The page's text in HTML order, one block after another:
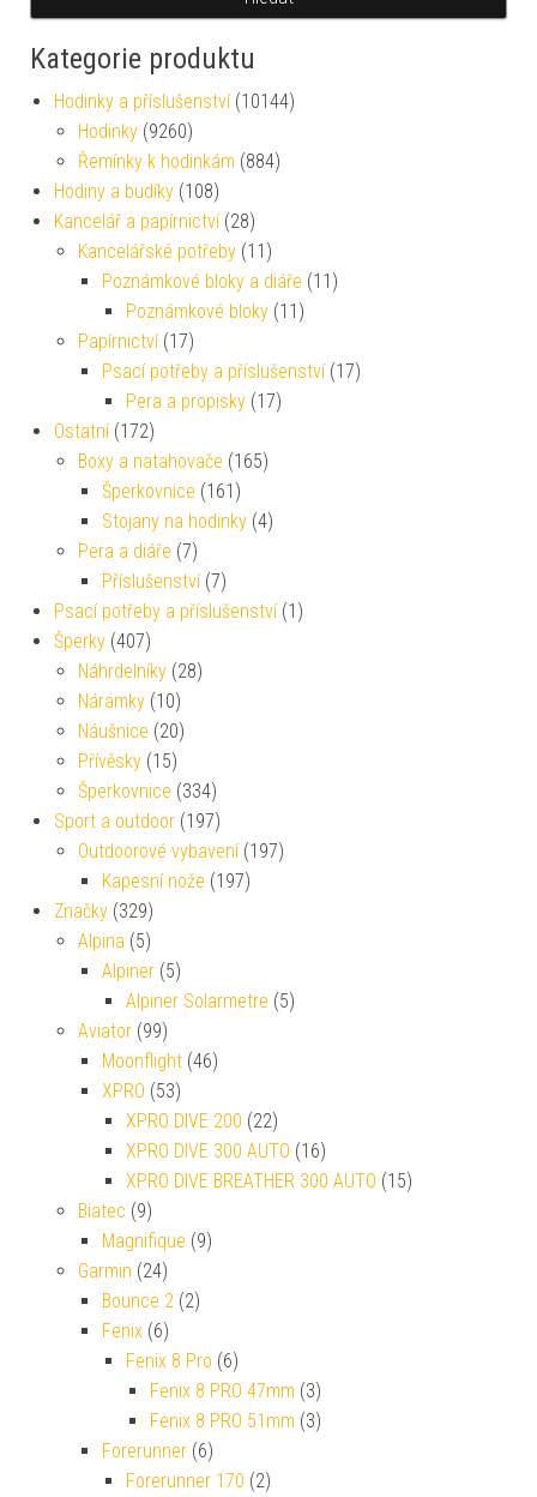
Kategorie produktu
Hodinky a příslušenství (10144)
Hodinky (9260)
Řemínky k hodinkám (884)
Hodiny a budíky (108)
Kancelář a papírnictví (28)
Kancelářské potřeby (11)
Poznámkové bloky a diáře (11)
Poznámkové bloky (11)
Papírnictví (17)
Psací potřeby a příslušenství (17)
Pera a propisky (17)
Ostatní (172)
Boxy a natahovače (165)
Šperkovnice (161)
Stojany na hodinky (4)
Pera a diáře (7)
Příslušenství (7)
Psací potřeby a příslušenství (1)
Šperky (407)
Náhrdelníky (28)
Náramky (10)
Náušnice (20)
Přívěsky (15)
Šperkovnice (334)
Sport a outdoor (197)
Outdoorové vybavení (197)
Kapesní nože (197)
Značky (329)
Alpina (5)
Alpiner (5)
Alpiner Solarmetre (5)
Aviator (99)
Moonflight (46)
XPRO (53)
XPRO DIVE 200 (22)
XPRO DIVE 300 AUTO (16)
XPRO DIVE BREATHER 300 AUTO (15)
Biatec (9)
Magnifique (9)
Garmin (24)
Bounce 2 (2)
Fenix (6)
Fenix 8 Pro (6)
Fenix 8 PRO 47mm (3)
Fenix 8 PRO 51mm (3)
Forerunner (6)
Forerunner 170 (2)